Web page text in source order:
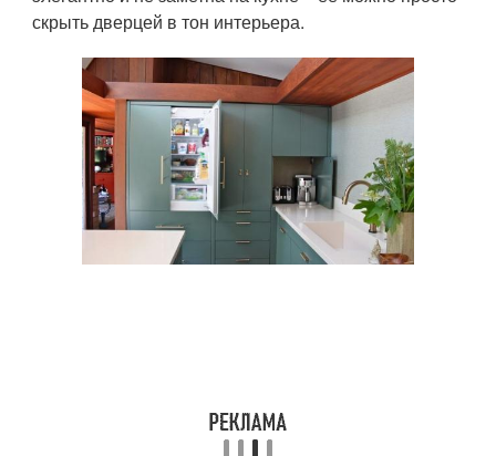
скрыть дверцей в тон интерьера.